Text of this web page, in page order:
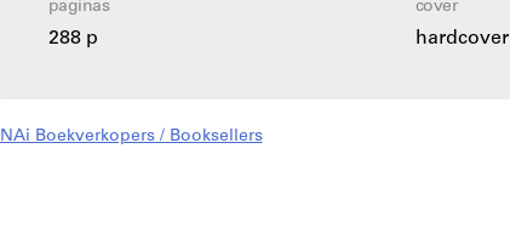
paginas
288 p
cover
hardcover
NAi Boekverkopers / Booksellers